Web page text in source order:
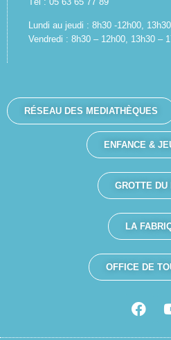
Lundi au jeudi : 8h30 -12h00,
Vendredi : 8h30 – 12h00, 13h30 –
RÉSEAU DES MEDIATHÈQUES
ENFANCE &
GROTTE DU
LA
OFFICE DE